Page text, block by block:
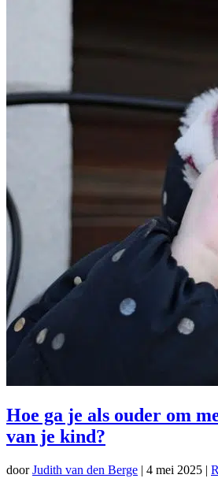
Hoe ga je als ouder om
van je kind?
doorJudith van den Berge | 4 mei 2025 |